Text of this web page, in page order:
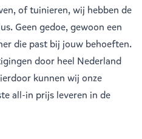
of tuinieren, wij hebben de
Geen gedoe, gewoon een
die past bij jouw behoeften.
door heel Nederland
kunnen wij onze
all-in prijs leveren in de